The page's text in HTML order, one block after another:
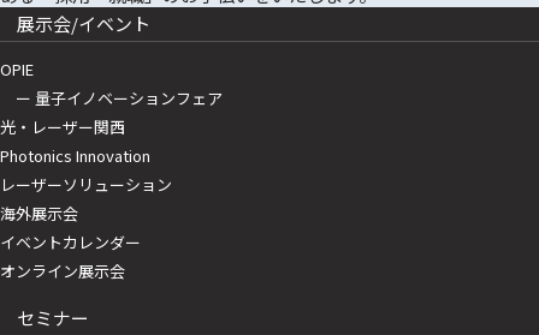
展示会/イベント
OPIE
ー 量子イノベーションフェア
光・レーザー関西
Photonics Innovation
レーザーソリューション
海外展示会
イベントカレンダー
オンライン展示会
セミナー